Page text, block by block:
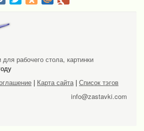
рабочего стола, картинки
| Карта сайта| Список тэгов
info@zastavki.com